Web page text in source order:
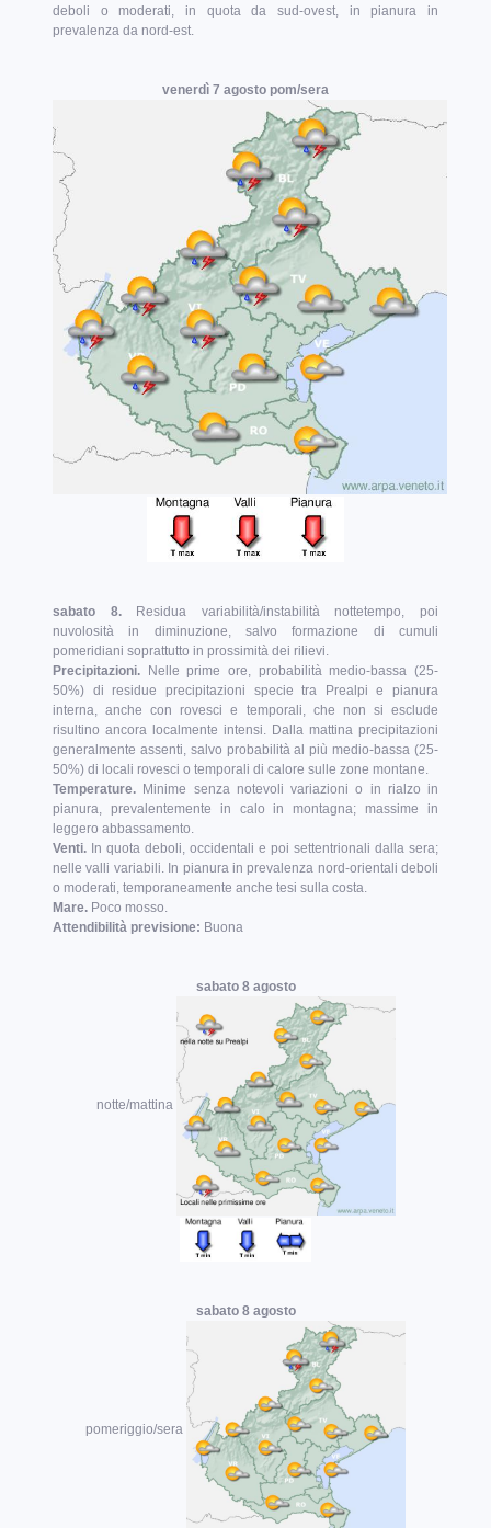
deboli o moderati, in quota da sud-ovest, in pianura in
prevalenza da nord-est.
venerdì 7 agosto pom/sera
sabato 8.Residua variabilità/instabilità nottetempo, poi
nuvolosità in diminuzione, salvo formazione di cumuli
pomeridiani soprattutto in prossimità dei rilievi.
Precipitazioni. Nelle prime ore, probabilità medio-bassa (25-
50%) di residue precipitazioni specie tra Prealpi e pianura
interna, anche con rovesci e temporali, che non si esclude
risultino ancora localmente intensi. Dalla mattina precipitazioni
generalmente assenti, salvo probabilità al più medio-bassa (25-
50%) di locali rovesci o temporali di calore sulle zone montane.
Temperature. Minime senza notevoli variazioni o in rialzo in
pianura, prevalentemente in calo in montagna; massime in
leggero abbassamento.
Venti. In quota deboli, occidentali e poi settentrionali dalla sera;
nelle valli variabili. In pianura in prevalenza nord-orientali deboli
o moderati, temporaneamente anche tesi sulla costa.
Mare. Poco mosso.
Attendibilità previsione: Buona
sabato 8 agosto
notte/mattina
sabato 8 agosto
pomeriggio/sera